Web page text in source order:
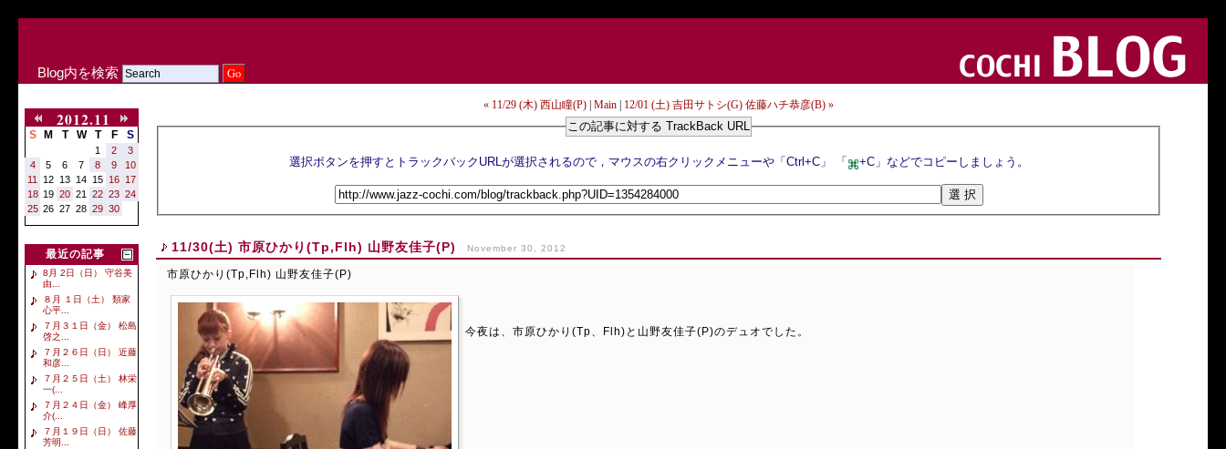
Blog内を検索
2012.11
S M T W T F S
1 2
3
4
5 6 7 8 9
10
11
12 13 14 15 16 17
18 19 20 21 22 23 24
25 26 27 28 29 30
最近の記事
8月 2日（日） 守谷美
由...
８月 １日（土） 類家
心平...
７月３１日（金） 松島
啓之...
７月２６日（日） 近藤
和彦...
７月２５日（土） 林栄
一(...
７月２４日（金） 峰厚
介(...
７月１９日（日） 佐藤
芳明...
« 11/29 (木) 西山瞳(P) Main 12/01 (土) 吉田サトシ(G) 佐藤ハチ恭彦(B) »
この記事に対する TrackBack URL
選択ボタンを押すとトラックバックURLが選択されるので，マウスの右クリックメニューや「Ctrl+C」 「 +C」などでコピーしましょう。
11/30(土) 市原ひかり(Tp,Flh) 山野友佳子(P) November 30, 2012
市原ひかり(Tp,Flh) 山野友佳子(P)
今夜は、市原ひかり(Tp、Flh)と山野友佳子(P)のデュオでした。